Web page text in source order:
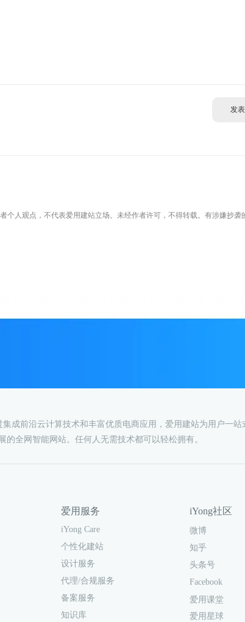
发表
人观点，不代表爱用建站立场。未经作者许可，不得转载。有涉嫌抄袭
爱用服务
iYong Care
个性化建站
设计服务
代理/合规服务
备案服务
知识库
成前沿云计算技术和丰富优质电商应用，爱用建站为用户一站
全网智能网站。任何人无需技术都可以轻松拥有。
iYong社区
微博
知乎
头条号
Facebook
爱用课堂
爱用星球